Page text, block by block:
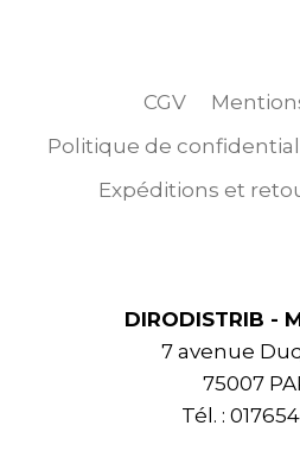
CGV
Politique de
Expéditions et
DIRODISTRIB -
7 avenue
75007
Tél. :